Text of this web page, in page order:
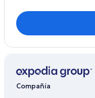
Compañía